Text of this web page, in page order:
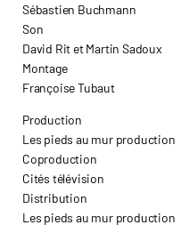
Sébastien Buchmann
Son
David Rit et Martin Sadoux
Montage
Françoise Tubaut
Production
Les pieds au mur production
Coproduction
Cités télévision
Distribution
Les pieds au mur production